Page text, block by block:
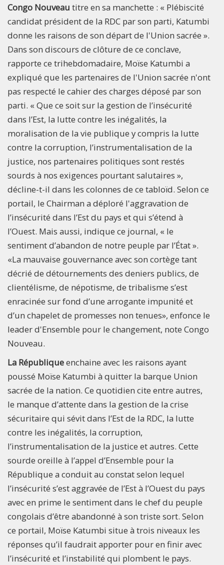
Congo Nouveau titre en sa manchette : « Plébiscité
candidat président de la RDC par son parti, Katumbi
donne les raisons de son départ de l'Union sacrée ».
Dans son discours de clôture de ce conclave,
rapporte ce trihebdomadaire, Moïse Katumbi a
expliqué que les partenaires de l'Union sacrée n'ont
pas respecté le cahier des charges déposé par son
parti. « Que ce soit sur la gestion de l’insécurité
dans l’Est, la lutte contre les inégalités, la
moralisation de la vie publique y compris la lutte
contre la corruption, l’instrumentalisation de la
justice, nos partenaires politiques sont restés
sourds à nos exigences pourtant salutaires »,
décline-t-il dans les colonnes de ce tabloïd. Selon ce
portail, le Chairman a déploré l'aggravation de
l’insécurité dans l’Est du pays et qui s’étend à
l’Ouest. Mais aussi, indique ce journal, « le
sentiment d’abandon de notre peuple par l’État ».
«La mauvaise gouvernance avec son cortège tant
décrié de détournements des deniers publics, de
clientélisme, de népotisme, de tribalisme s’est
enracinée sur fond d’une arrogante impunité et
d’un chapelet de promesses non tenues», enfonce le
leader d'Ensemble pour le changement, note Congo
Nouveau.
La Républiqueenchaine avec les raisons ayant
poussé Moïse Katumbi à quitter la barque Union
sacrée de la nation. Ce quotidien cite entre autres,
le manque d’attente dans la gestion de la crise
sécuritaire qui sévit dans l’Est de la RDC, la lutte
contre les inégalités, la corruption,
l’instrumentalisation de la justice et autres. Cette
sourde oreille à l’appel d’Ensemble pour la
République a conduit au constat selon lequel
l’insécurité s’est aggravée de l’Est à l’Ouest du pays
avec en prime le sentiment dans le chef du peuple
congolais d’être abandonné à son triste sort. Selon
ce portail, Moïse Katumbi situe à trois niveaux les
réponses qu’il faudrait apporter pour en finir avec
l’insécurité et l’instabilité qui plombent le pays.